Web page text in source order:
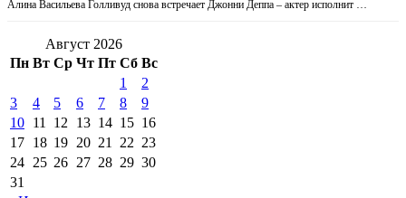
Алина Васильева Голливуд снова встречает Джонни Деппа – актер исполнит …
Август 2026
Пн Вт Ср Чт Пт Сб Вс
1
2
3
4 5 6 7 8
9
10 11 12 13 14 15 16
17 18 19 20 21 22 23
24 25 26 27 28 29 30
31